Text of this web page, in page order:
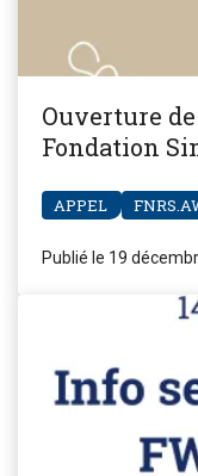
Ouverture
Fondation
APPEL
Publié le 19